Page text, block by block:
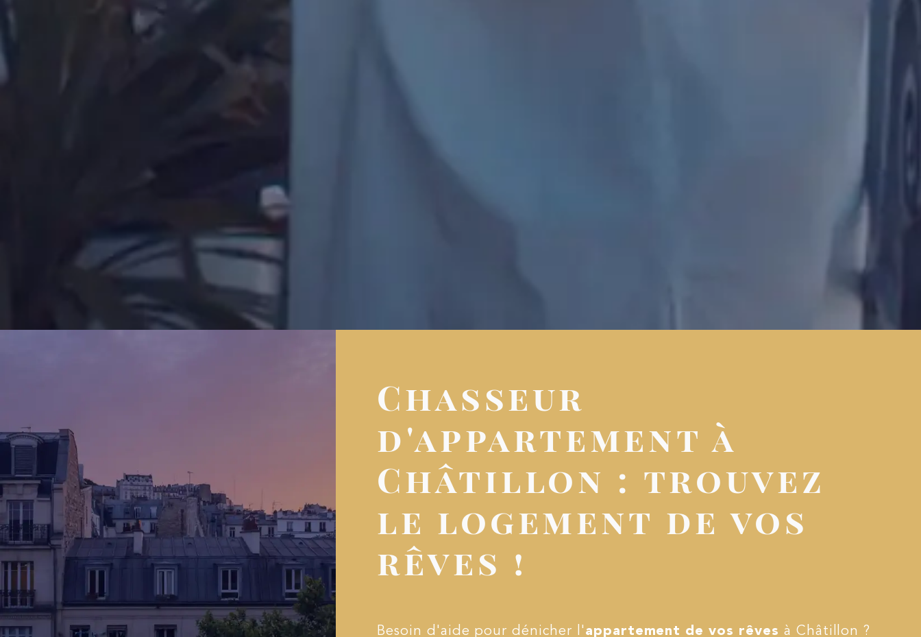
Chasseur
d'appartement à
Châtillon : trouvez
le logement de vos
rêves !
Besoin d'aide pour dénicher l' appartement de vos rêves à Châtillon ?